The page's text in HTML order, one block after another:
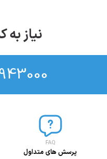
نیاز
FAQ
پرسش های متداول